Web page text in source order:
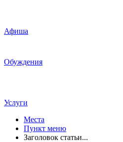
Афиша
Обуждения
Услуги
Места
Пункт меню
Заголовок статьи...